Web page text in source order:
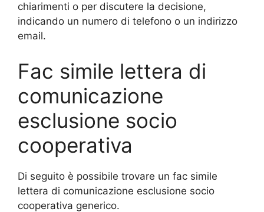
chiarimenti o per discutere la decisione,
indicando un numero di telefono o un indirizzo
email.
Fac simile lettera di
comunicazione
esclusione socio
cooperativa
Di seguito è possibile trovare un fac simile
lettera di comunicazione esclusione socio
cooperativa generico.